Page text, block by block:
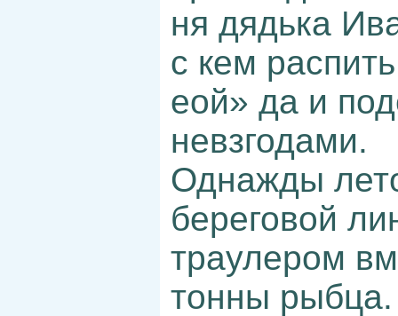
ня дядька
с кем
еой» да и
невзгодами.
Однажды
береговой
траулером
тонны